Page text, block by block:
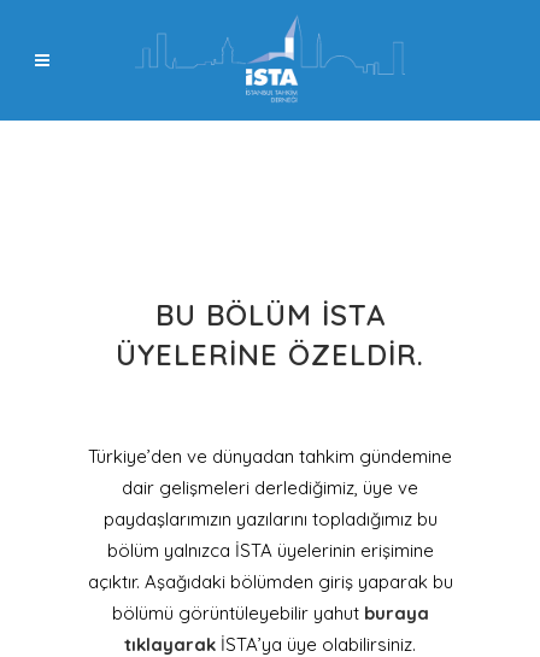
BU BÖLÜM İSTA
ÜYELERINE ÖZELDIR.
Türkiye’den ve dünyadan tahkim gündemine
dair gelişmeleri derlediğimiz, üye ve
paydaşlarımızın yazılarını topladığımız bu
bölüm yalnızca İSTA üyelerinin erişimine
açıktır. Aşağıdaki bölümden giriş yaparak bu
bölümü görüntüleyebilir yahut buraya
tıklayarak İSTA’ya üye olabilirsiniz.